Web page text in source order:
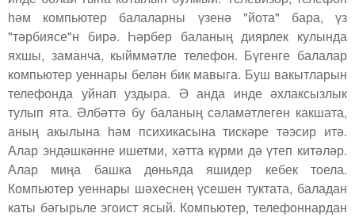
һәм компьютер балаларны үзенә "йота" бара, үз
"тәрбиясе"н бирә. Һәрбер баланың диярлек кулында
яхшы, заманча, кыйммәтле телефон. Бүгенге балалар
компьютер уеннары белән бик мавыга. Буш вакытларын
телефонда уйнап уздыра. Ә анда инде әхлаксызлык
тулып ята. Әлбәттә бу баланың сәламәтлеген какшата,
аның акылына һәм психикасына тискәре тәэсир итә.
Алар эндәшкәнне ишетми, хәтта күрми дә үтеп китәләр.
Алар миңа башка дөньяда яшидер кебек тоела.
Компьютер уеннары шәхеснең үсешен туктата, баладан
каты бәгырьле эгоист ясый. Компьютер, телефоннардан